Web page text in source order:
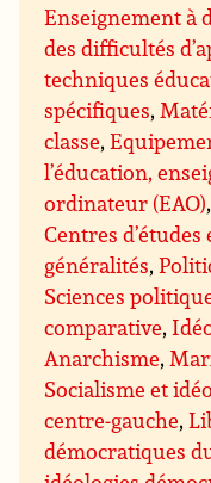
Enseignement à
des difficultés
techniques
spécifiques,
classe,
l’éducation,
ordinateur (EAO)
Centres d’études
généralités,
Sciences
comparative,
Anarchisme,
Socialisme et
centre-gauche,
démocratiques